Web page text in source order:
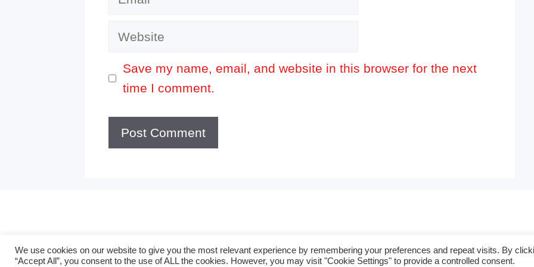
Website
Save my name, email, and website in this browser for the next
time I comment.
© 2023 All Rights Reserved!
We use cookies on our website to give you the most relevant experience by remembering your preferences and repeat visits. By
“Accept All”, you consent to the use of ALL the cookies. However, you may visit "Cookie Settings" to provide a controlled consent.